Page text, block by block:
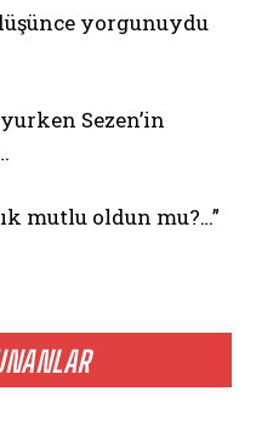
yorgunuydu
Sezen’in
mutlu oldun mu?…”